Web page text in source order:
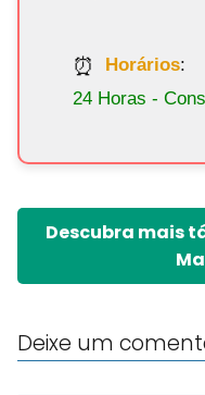
Horários:
24 Horas -
Descubra mais
Deixe um